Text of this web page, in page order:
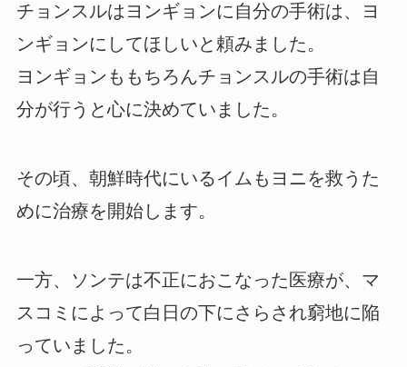
チョンスルはヨンギョンに自分の手術は、ヨ
ンギョンにしてほしいと頼みました。
ヨンギョンももちろんチョンスルの手術は自
分が行うと心に決めていました。
その頃、朝鮮時代にいるイムもヨニを救うた
めに治療を開始します。
一方、ソンテは不正におこなった医療が、マ
スコミによって白日の下にさらされ窮地に陥
っていました。